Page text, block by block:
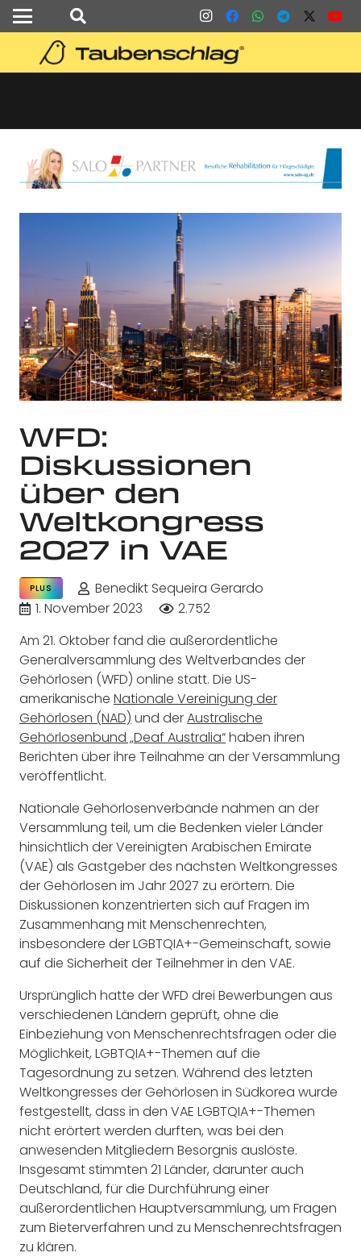
WFD:
Diskussionen
über den
Weltkongress
2027 in VAE
PLUS
Benedikt Sequeira Gerardo
1. November 2023
2.752
Am 21. Oktober fand die außerordentliche
Generalversammlung des Weltverbandes der
Gehörlosen (WFD) online statt. Die US-
amerikanische Nationale Vereinigung der
Gehörlosen (NAD) und derAustralische
Gehörlosenbund „Deaf Australia“haben ihren
Berichten über ihre Teilnahme an der Versammlung
veröffentlicht.
Nationale Gehörlosenverbände nahmen an der
Versammlung teil, um die Bedenken vieler Länder
hinsichtlich der Vereinigten Arabischen Emirate
(VAE) als Gastgeber des nächsten Weltkongresses
der Gehörlosen im Jahr 2027 zu erörtern. Die
Diskussionen konzentrierten sich auf Fragen im
Zusammenhang mit Menschenrechten,
insbesondere der LGBTQIA+-Gemeinschaft, sowie
auf die Sicherheit der Teilnehmer in den VAE.
Ursprünglich hatte der WFD drei Bewerbungen aus
verschiedenen Ländern geprüft, ohne die
Einbeziehung von Menschenrechtsfragen oder die
Möglichkeit, LGBTQIA+-Themen auf die
Tagesordnung zu setzen. Während des letzten
Weltkongresses der Gehörlosen in Südkorea wurde
festgestellt, dass in den VAE LGBTQIA+-Themen
nicht erörtert werden durften, was bei den
anwesenden Mitgliedern Besorgnis auslöste.
Insgesamt stimmten 21 Länder, darunter auch
Deutschland, für die Durchführung einer
außerordentlichen Hauptversammlung, um Fragen
zum Bieterverfahren und zu Menschenrechtsfragen
zu klären.